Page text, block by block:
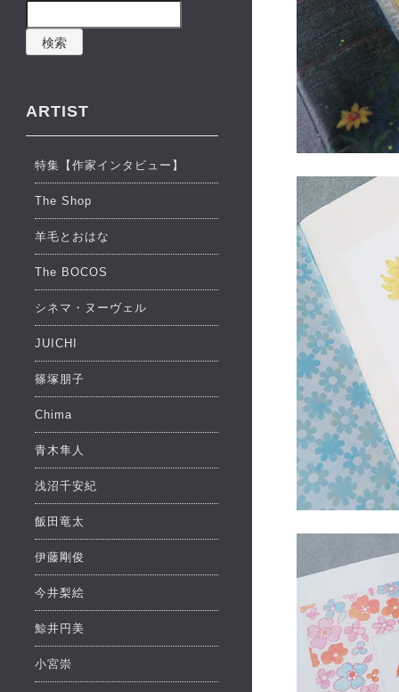
検索
ARTIST
特集【作家インタビュー】
The Shop
羊毛とおはな
The BOCOS
シネマ・ヌーヴェル
JUICHI
篠塚朋子
Chima
青木隼人
浅沼千安紀
飯田竜太
伊藤剛俊
今井梨絵
鯨井円美
小宮崇